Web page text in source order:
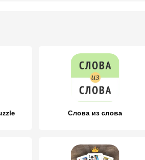
Слова из слова